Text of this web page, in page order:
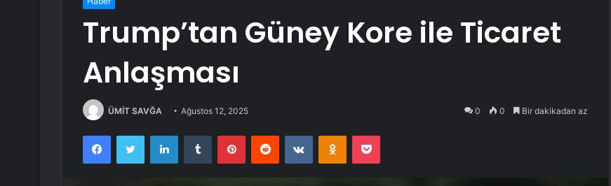
Trump’tan Güney Kore ile Ticaret
Anlaşması
ÜMİT SAVĞA Ağustos 12, 2025 0 0 Bir dakikadan az
FacebookTwitter LinkedInTumblr PinterestReddit VKontakteOdnoklassniki
Pocket